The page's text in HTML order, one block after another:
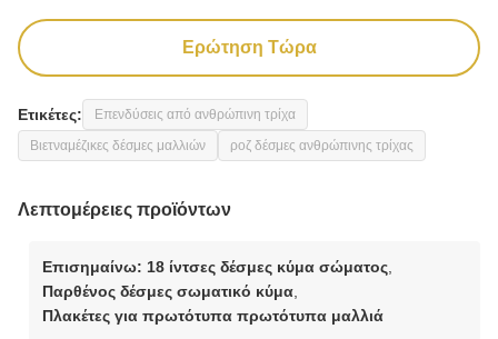
Ερώτηση Τώρα
Ετικέτες:
Επενδύσεις από ανθρώπινη τρίχα
Βιετναμέζικες δέσμες μαλλιών
ροζ δέσμες ανθρώπινης τρίχας
Λεπτομέρειες προϊόντων
Επισημαίνω: 18 ίντσες δέσμες κύμα σώματος
Παρθένος δέσμες σωματικό κύμα
Πλακέτες για πρωτότυπα πρωτότυπα μαλλιά